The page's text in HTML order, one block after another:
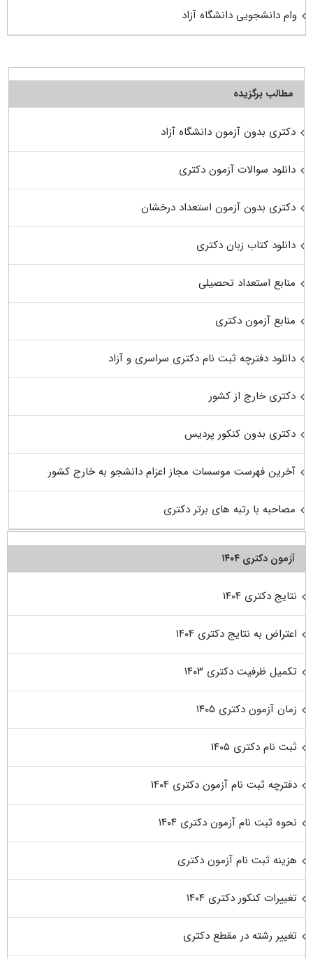
وام دانشجویی دانشگاه آزاد
مطالب برگزیده
دکتری بدون آزمون دانشگاه آزاد
دانلود سوالات آزمون دکتری
دکتری بدون آزمون استعداد درخشان
دانلود کتاب زبان دکتری
منابع استعداد تحصیلی
منابع آزمون دکتری
دانلود دفترچه ثبت نام دکتری سراسری و آزاد
دکتری خارج از کشور
دکتری بدون کنکور پردیس
آخرین فهرست موسسات مجاز اعزام دانشجو به خارج کشور
مصاحبه با رتبه های برتر دکتری
آزمون دکتری ۱۴۰۴
نتایج دکتری ۱۴۰۴
اعتراض به نتایج دکتری ۱۴۰۴
تکمیل ظرفیت دکتری ۱۴۰۳
زمان آزمون دکتری ۱۴۰۵
ثبت نام دکتری ۱۴۰۵
دفترچه ثبت نام آزمون دکتری ۱۴۰۴
نحوه ثبت نام آزمون دکتری ۱۴۰۴
هزینه ثبت نام آزمون دکتری
تغییرات کنکور دکتری ۱۴۰۴
تغییر رشته در مقطع دکتری